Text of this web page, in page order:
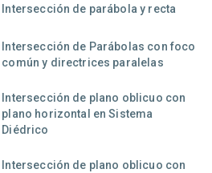
Intersección de parábola y recta
Intersección de Parábolas con foco
común y directrices paralelas
Intersección de plano oblicuo con
plano horizontal en Sistema
Diédrico
Intersección de plano oblicuo con